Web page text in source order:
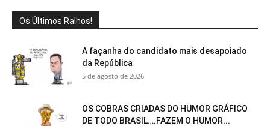
Os Últimos Ralhos!
A façanha do candidato mais desapoiado
da República
5 de agosto de 2026
OS COBRAS CRIADAS DO HUMOR GRÁFICO
DE TODO BRASIL….FAZEM O HUMOR...